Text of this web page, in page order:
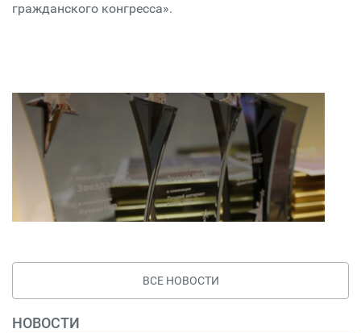
гражданского конгресса».
ВСЕ НОВОСТИ
НОВОСТИ